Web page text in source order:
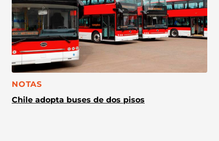
CATEGORÍA:
NOTAS
Chile adopta buses de dos pisos